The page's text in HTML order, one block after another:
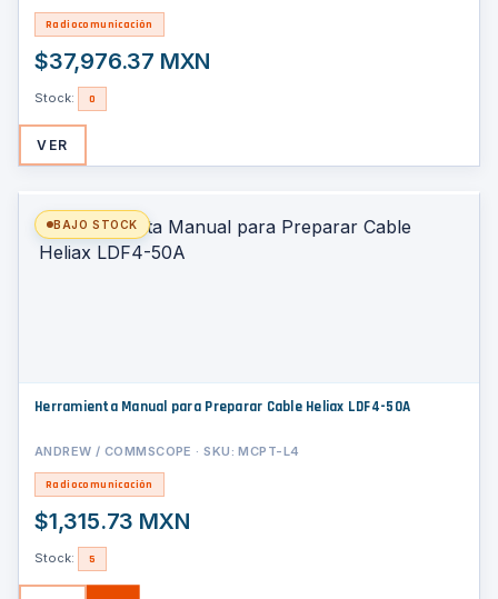
Radiocomunicación
$37,976.37 MXN
Stock: 0
VER
Herramienta Manual para Preparar Cable Heliax LDF4-50A
ANDREW / COMMSCOPE · SKU: MCPT-L4
Radiocomunicación
$1,315.73 MXN
Stock: 5
BAJO STOCK